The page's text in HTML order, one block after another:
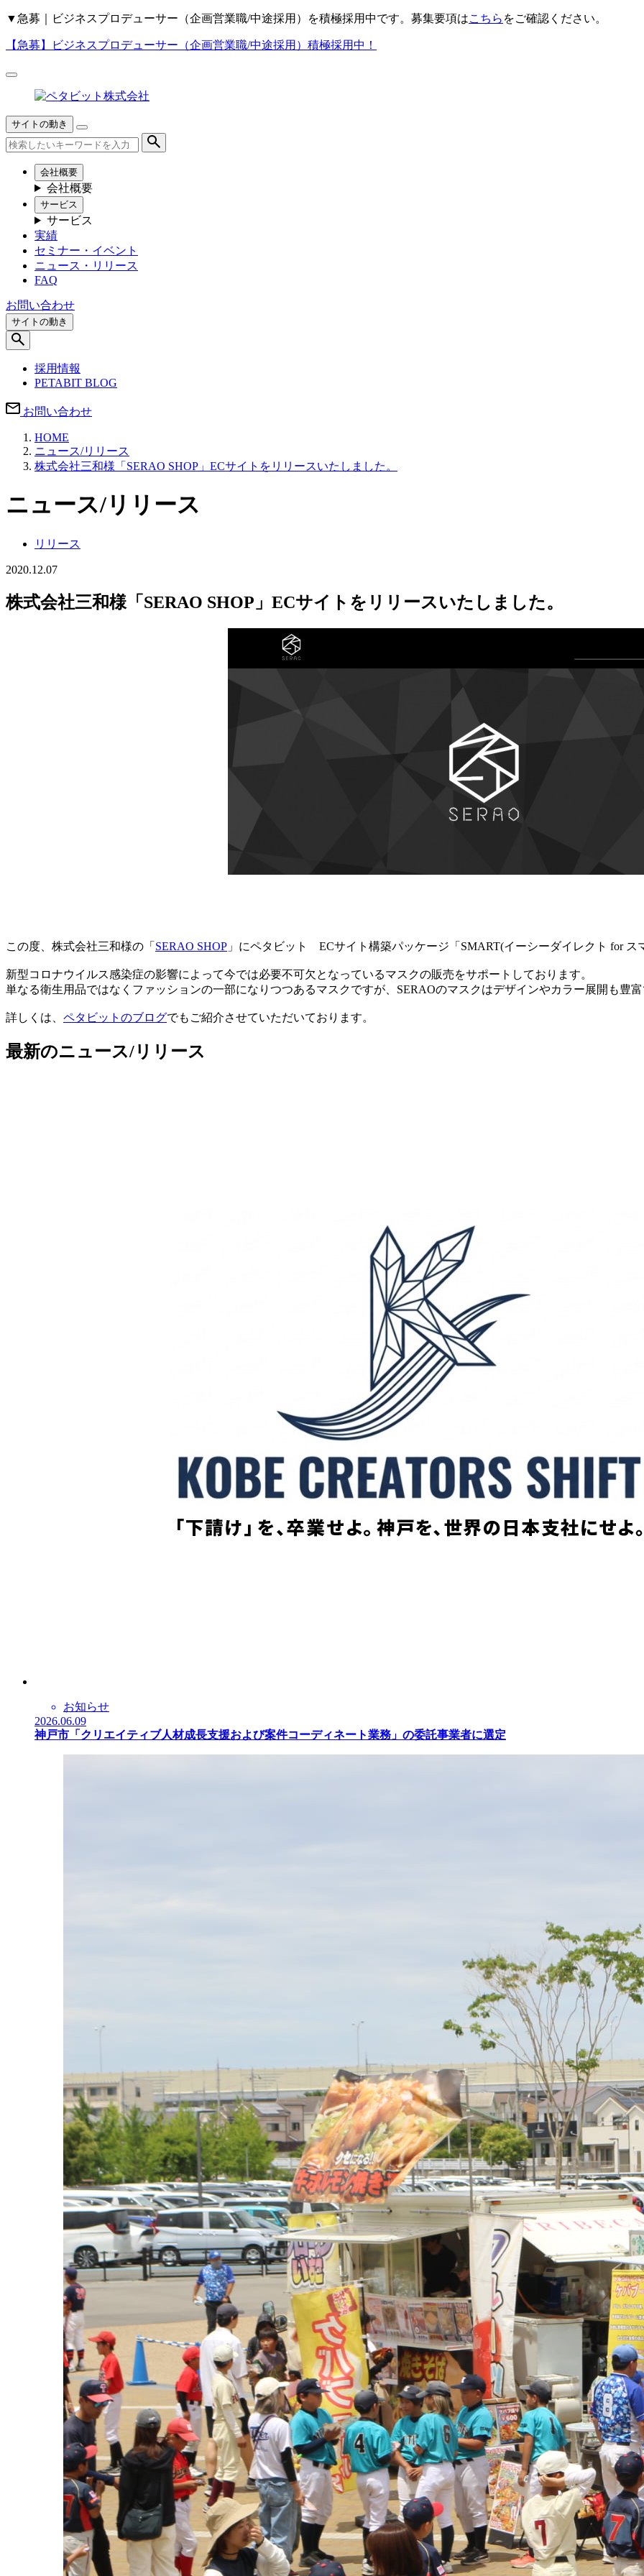
▼ 急募｜ビジネスプロデューサー（企画営業職/中途採用）を積極採用中です。募集要項はこちら をご確認ください。
【急募】 ビジネスプロデューサー（企画営業職/中途採用）積極採用中！
サイトの動き
会社概要
会社概要
サービス
サービス
実績
セミナー・イベント
ニュース・リリース
FAQ
お問い合わせ
サイトの動き
採用情報
PETABIT BLOG
お問い合わせ
HOME
ニュース/リリース
株式会社三和様「SERAO SHOP」ECサイトをリリースいたしました。
ニュース/リリース
リリース
2020.12.07
株式会社三和様「SERAO SHOP」ECサイトをリリースいたしました。
この度、株式会社三和様の「 SERAO SHOP 」にペタビット ECサイト構築パッケージ「SMART(イーシーダイレクト for
新型コロナウイルス感染症の影響によって今では必要不可欠となっているマスクの販売をサポートしております。
単なる衛生用品ではなくファッションの一部になりつつあるマスクですが、SERAOのマスクはデザインやカラー展開も豊
詳しくは、 ペタビットのブログでもご紹介させていただいております。
最新のニュース/リリース
お知らせ
2026.06.09
神戸市「クリエイティブ人材成長支援および案件コーディネート業務」の委託事業者に選定